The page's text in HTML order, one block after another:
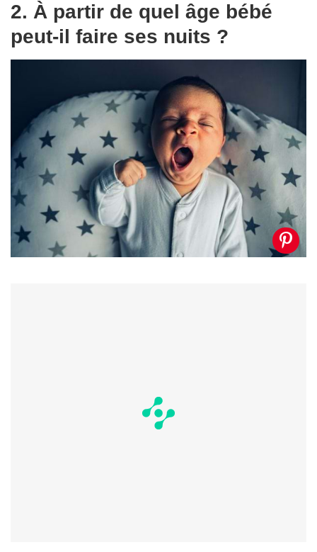
2. À partir de quel âge bébé
peut-il faire ses nuits ?